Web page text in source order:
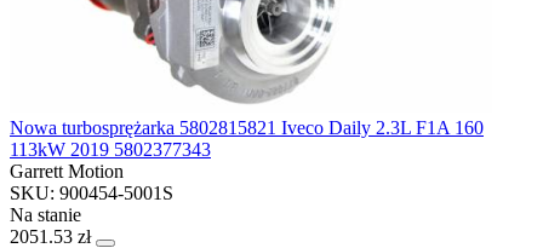
Nowa turbosprężarka 5802815821 Iveco Daily 2.3L F1A 160
113kW 2019 5802377343
Garrett Motion
SKU: 900454-5001S
Na stanie
2051.53 zł